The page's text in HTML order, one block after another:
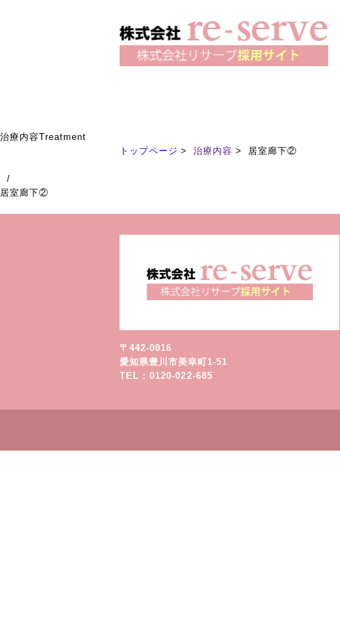
治療内容Treatment
トップページ
治療内容 居室廊下②
/
居室廊下②
〒442-0016
愛知県豊川市美幸町1-51
TEL : 0120-022-685